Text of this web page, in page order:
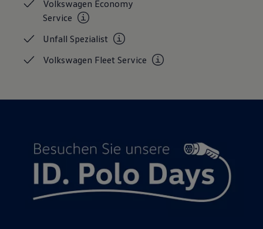
Volkswagen Economy
Service
UnfallSpezialist
Volkswagen FleetService